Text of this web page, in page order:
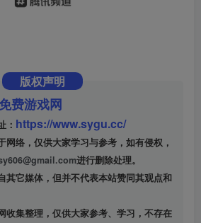
版权声明
费游戏网
： https://www.sygu.cc/
网络，仅供大家学习与参考，如有侵权，
进行删除处理。
其它媒体，但并不代表本站赞同其观点和